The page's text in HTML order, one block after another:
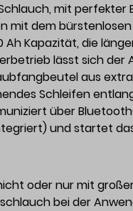
mit perfekter
mit dem
Kapazität, die
lässt sich
aus
Schleifen
über
und startet
oder nur mit
bei der